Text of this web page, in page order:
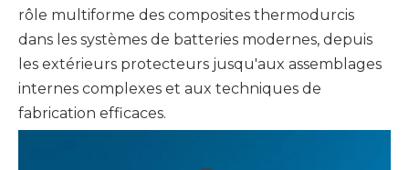
rôle multiforme des composites thermodurcis
dans les systèmes de batteries modernes, depuis
les extérieurs protecteurs jusqu'aux assemblages
internes complexes et aux techniques de
fabrication efficaces.